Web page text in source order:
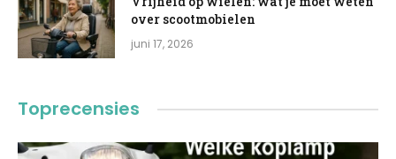
over scootmobielen
juni 17, 2026
Toprecensies